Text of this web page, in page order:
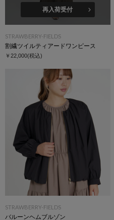
再入荷受付
STRAWBERRY-FIELDS
割繊ツイルティアードワンピース
￥22,000(税込)
STRAWBERRY-FIELDS
バルーンヘムブルゾン